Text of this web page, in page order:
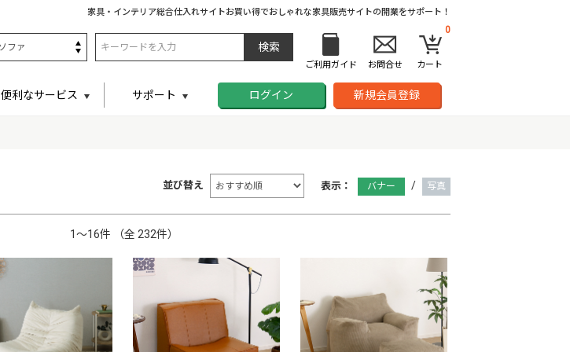
家具・インテリア総合仕入れサイトお買い得でおしゃれな家具販売サイトの開業をサポート！
ご利用ガイド お問合せ
0
カート
便利なサービス サポート ログイン 新規会員登録
表示： バナー / 写真
並び替え
1〜16件 （全 232件）